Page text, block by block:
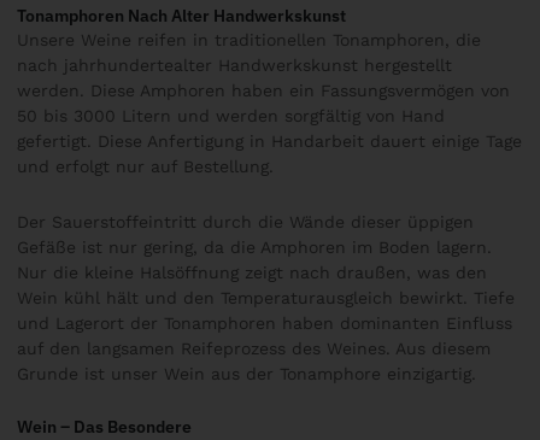
Tonamphoren Nach Alter Handwerkskunst
Unsere Weine reifen in traditionellen Tonamphoren, die
nach jahrhundertealter Handwerkskunst hergestellt
werden. Diese Amphoren haben ein Fassungsvermögen von
50 bis 3000 Litern und werden sorgfältig von Hand
gefertigt. Diese Anfertigung in Handarbeit dauert einige Tage
und erfolgt nur auf Bestellung.
Der Sauerstoffeintritt durch die Wände dieser üppigen
Gefäße ist nur gering, da die Amphoren im Boden lagern.
Nur die kleine Halsöffnung zeigt nach draußen, was den
Wein kühl hält und den Temperaturausgleich bewirkt. Tiefe
und Lagerort der Tonamphoren haben dominanten Einfluss
auf den langsamen Reifeprozess des Weines. Aus diesem
Grunde ist unser Wein aus der Tonamphore einzigartig.
Wein – Das Besondere